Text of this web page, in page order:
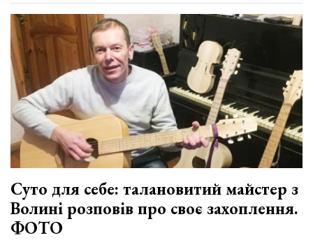
Суто для себе: талановитий майстер з
Волині розповів про своє захоплення.
ФОТО